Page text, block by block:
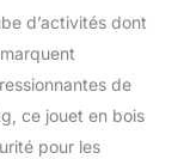
d’activités dont
de
ce jouet en bois
pour les